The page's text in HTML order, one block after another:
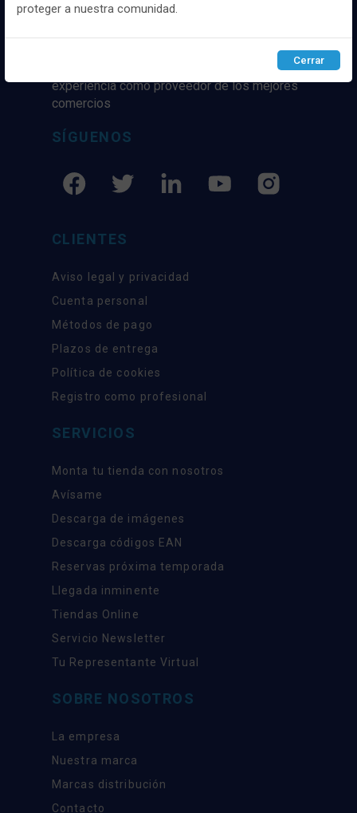
Distribuidor y mayorista textil de las mejores
experiencia como proveedor de los mejores
comercios
SÍGUENOS
CLIENTES
Aviso legal y privacidad
Cuenta personal
Métodos de pago
Plazos de entrega
Política de cookies
Registro como profesional
SERVICIOS
Monta tu tienda con nosotros
Avísame
Descarga de imágenes
Descarga códigos EAN
Reservas próxima temporada
Llegada inminente
Tiendas Online
Servicio Newsletter
Tu Representante Virtual
SOBRE NOSOTROS
La empresa
Nuestra marca
Marcas distribución
Contacto
Configurar Rechazar ACEPTAR
proteger a nuestra comunidad.
Cerrar